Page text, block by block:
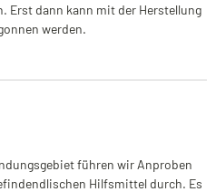
Erst dann kann mit der Herstellung
werden.
führen wir Anproben
Hilfsmittel durch. Es